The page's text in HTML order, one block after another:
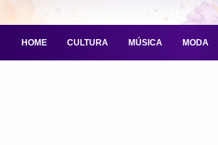
HOME CULTURA MÚSICA MODA